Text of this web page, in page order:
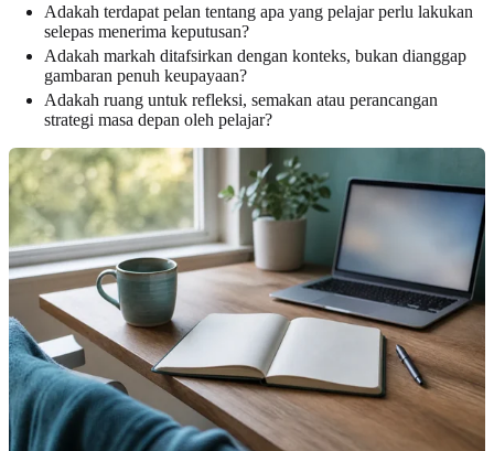
Adakah terdapat pelan tentang apa yang pelajar perlu lakukan
selepas menerima keputusan?
Adakah markah ditafsirkan dengan konteks, bukan dianggap
gambaran penuh keupayaan?
Adakah ruang untuk refleksi, semakan atau perancangan
strategi masa depan oleh pelajar?